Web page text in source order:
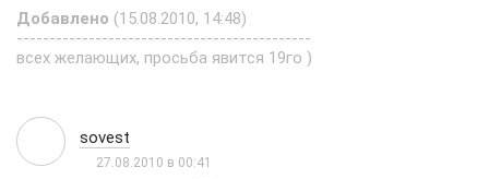
Добавлено (15.08.2010, 14:48)
---------------------------------------------
всех желающих, просьба явится 19го )
sovest
27.08.2010 в 00:41